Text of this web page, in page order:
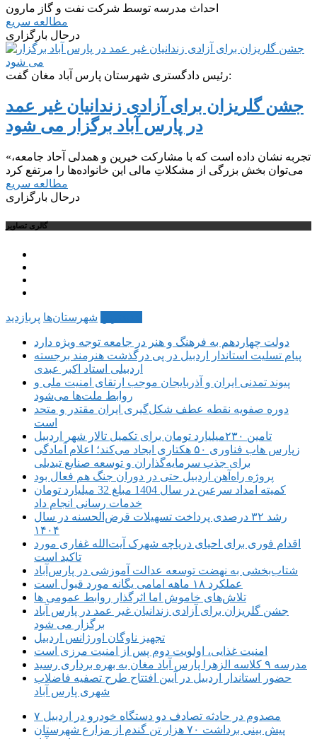
احداث مدرسه توسط شرکت نفت و گاز مارون
مطالعه سریع
درحال بارگزاری
رئیس دادگستری شهرستان پارس آباد مغان گفت:
جشن گلریزان برای آزادی زندانیان غیر عمد
در پارس آباد برگزار می شود
«تجربه نشان داده است که با مشارکت خیرین و همدلی آحاد جامعه،
می‌توان بخش بزرگی از مشکلاتِ مالی این خانواده‌ها را مرتفع کرد
مطالعه سریع
درحال بارگزاری
گالری تصاویر
شهرستان‌ها پربازدید
دولت چهاردهم به فرهنگ و هنر در جامعه توجه ویژه دارد
پیام تسلیت استاندار اردبیل در پی درگذشت هنرمند برجسته
اردبیلی استاد اکبر عبدی
پیوند تمدنی ایران و آذربایجان موجب ارتقای امنیت ملی و
روابط ملت‌ها می‌شود
دوره صفویه نقطه عطف شکل‌گیری ایران مقتدر و متحد
است
تامین ۲۳۰میلیارد تومان برای تکمیل تالار شهر اردبیل
زپارس هاب فناوری ۵۰ هکتاری ایجاد می‌کند؛ اعلام آمادگی
برای جذب سرمایه‌گذاران و توسعه صنایع تبدیلی
پروژه راه‌آهن اردبیل حتی در دوران جنگ هم فعال بود
کمیته امداد سرعین در سال 1404 مبلغ 32 میلیارد تومان
خدمات رسانی انجام داد
رشد ۳۲ درصدی پرداخت تسهیلات قرض‌الحسنه در سال
۱۴۰۴
اقدام فوری برای احیای دریاچه شهرک آیت‌الله غفاری مورد
تاکید است
شتاب‌بخشی به نهضت توسعه عدالت آموزشی در پارس‌آباد
عملکرد ۱۸ ماهه امامی یگانه مورد قبول است
تلاش‌های خاموش اما اثرگذار روابط عمومی ها
جشن گلریزان برای آزادی زندانیان غیر عمد در پارس آباد
برگزار می شود
تجهیز ناوگان اورژانس اردبیل
امنیت غذایی، اولویت دوم پس از امنیت مرزی است
مدرسه ۹ کلاسه الزهرا پارس آباد مغان به بهره برداری رسید
حضور استاندار اردبیل در آیین افتتاح طرح تصفیه فاضلاب
شهری پارس آباد
۷ مصدوم در حادثه تصادف دو دستگاه خودرو در اردبیل
پیش بینی برداشت ۷۰ هزار تن گندم از مزارع شهرستان